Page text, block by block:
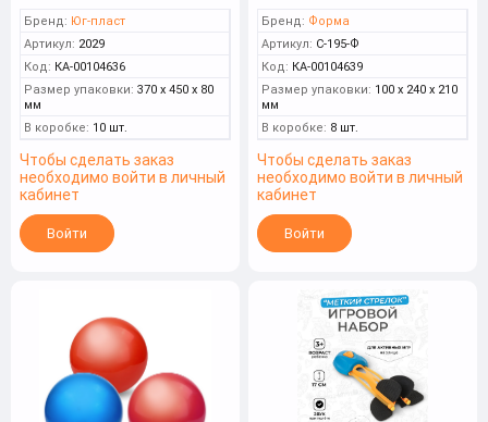
Бренд: Юг-пласт
Артикул: 2029
Код: КА-00104636
Размер упаковки: 370 x 450 x 80
мм
В коробке: 10 шт.
Чтобы сделать заказ
необходимо войти в личный
кабинет
Войти
Бренд: Форма
Артикул: С-195-Ф
Код: КА-00104639
Размер упаковки: 100 x 240 x 210
мм
В коробке: 8 шт.
Чтобы сделать заказ
необходимо войти в личный
кабинет
Войти